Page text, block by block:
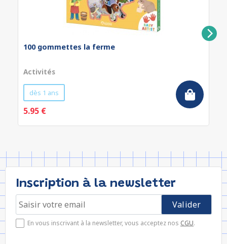
100 gommettes la ferme
Activités
dès 1 ans
5.95 €
Inscription à la newsletter
En vous inscrivant à la newsletter, vous acceptez nos CGU.